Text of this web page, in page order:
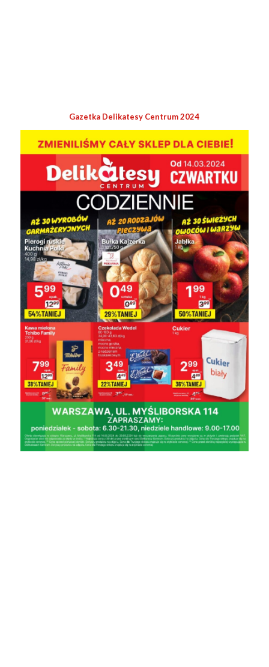
Gazetka Delikatesy Centrum 2024